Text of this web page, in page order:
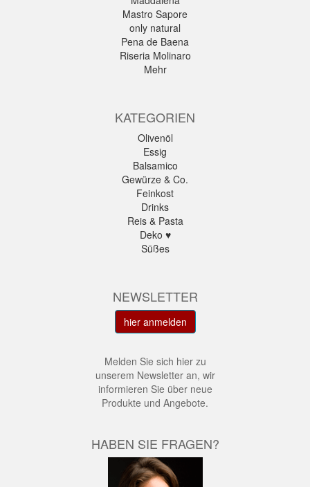
Mastro Sapore
only natural
Pena de Baena
Riseria Molinaro
Mehr
KATEGORIEN
Olivenöl
Essig
Balsamico
Gewürze & Co.
Feinkost
Drinks
Reis & Pasta
Deko ♥
Süßes
NEWSLETTER
hier anmelden
Melden Sie sich hier zu
unserem Newsletter an, wir
informieren Sie über neue
Produkte und Angebote.
HABEN SIE FRAGEN?